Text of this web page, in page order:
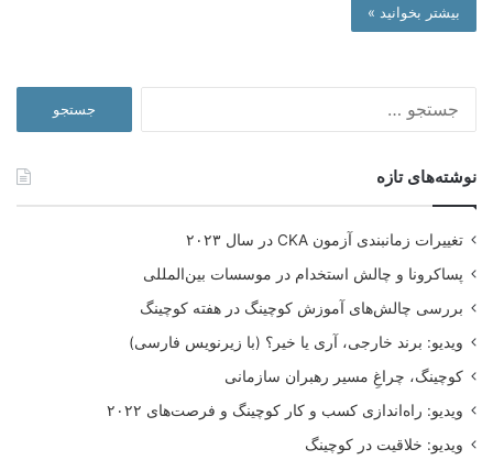
بیشتر بخوانید »
نوشته‌های تازه
تغییرات زمانبندی آزمون CKA در سال ۲۰۲۳
پساکرونا و چالش استخدام در موسسات بین‌المللی
بررسی چالش‌های آموزش کوچینگ در هفته کوچینگ
ویدیو: برند خارجی، آری یا خیر؟ (با زیرنویس فارسی)
کوچینگ، چراغِ مسیر رهبران سازمانی
ویدیو: راه‌اندازی کسب و کار کوچینگ و فرصت‌های ۲۰۲۲
ویدیو: خلاقیت در کوچینگ